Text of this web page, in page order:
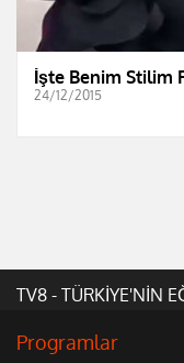
İşte Benim Stilim
24/12/2015
TV8 - TÜRKİYE'NİN
Programlar